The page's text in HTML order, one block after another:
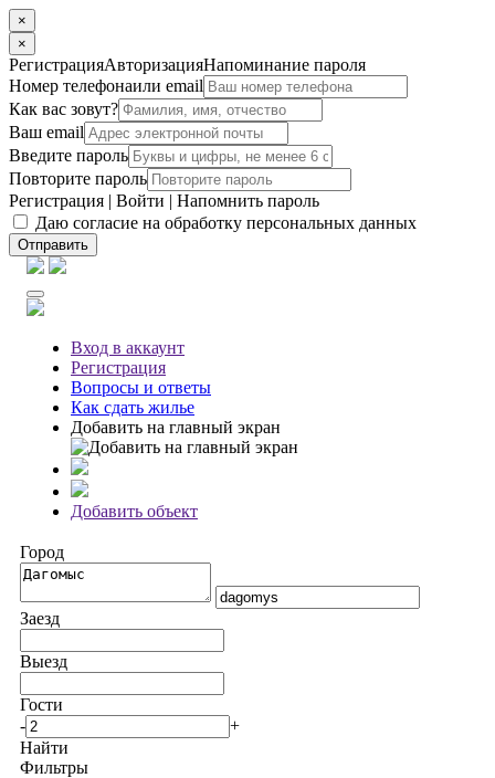
×
×
РегистрацияАвторизацияНапоминание пароля
Номер телефонаили email
Как вас зовут?
Ваш email
Введите пароль
Повторите пароль
Регистрация | Войти | Напомнить пароль
Даю согласие на обработку персональных данных
Отправить
Вход в аккаунт
Регистрация
Вопросы и ответы
Как сдать жилье
Добавить на главный экран
Добавить объект
Город
Заезд
Выезд
Гости
-
+
Найти
Фильтры